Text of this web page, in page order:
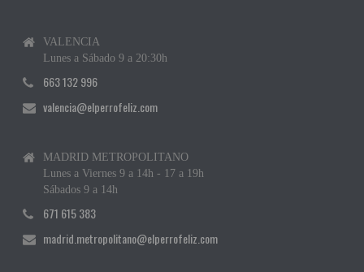
VALENCIA
Lunes a Sábado 9 a 20:30h
663 132 996
valencia@elperrofeliz.com
MADRID METROPOLITANO
Lunes a Viernes 9 a 14h - 17 a 19h
Sábados 9 a 14h
671 615 383
madrid.metropolitano@elperrofeliz.com